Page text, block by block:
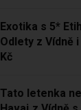
Exotika s 5*
Odlety z Vídně
Kč
Tato letenka